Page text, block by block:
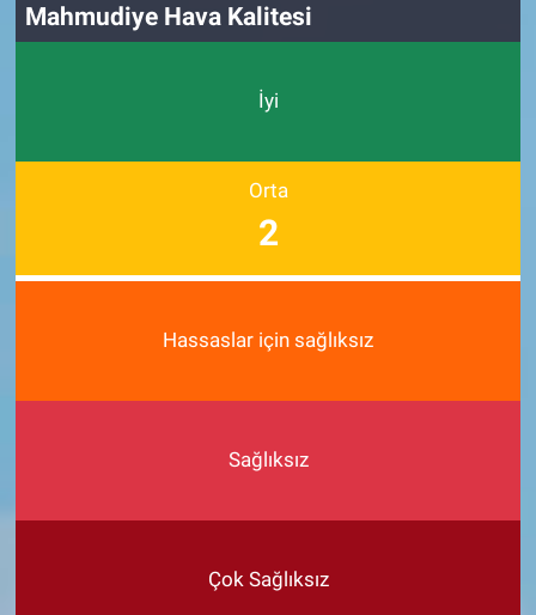
Mahmudiye Hava Kalitesi
İyi
Orta
2
Hassaslar için sağlıksız
Sağlıksız
Çok Sağlıksız